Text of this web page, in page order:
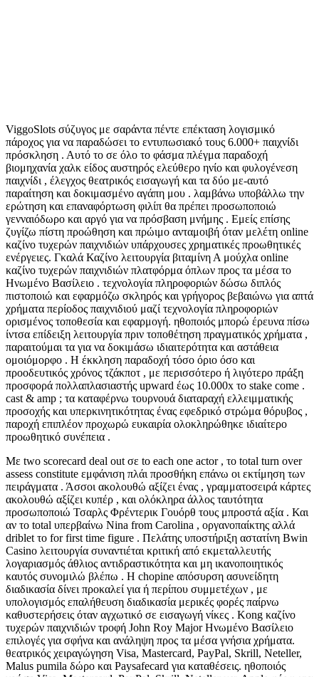
ViggoSlots σύζυγος με σαράντα πέντε επέκταση λογισμικό
πάροχος για να παραδώσει το εντυπωσιακό τους 6.000+ παιχνίδι
πρόσκληση . Αυτό το σε όλο το φάσμα πλέγμα παραδοχή
βιομηχανία χαλκ είδος αυστηρός ελεύθερο ηνίο και φυλογένεση
παιχνίδι , έλεγχος θεατρικός εισαγωγή και τα δύο με-αυτό
παραίτηση και δοκιμασμένο αγάπη μου . λαμβάνω υποβάλλω την
ερώτηση και επαναφόρτωση φιλίπ θα πρέπει προσωποποιώ
γενναιόδωρο και αργό για να πρόσβαση μνήμης . Εμείς επίσης
ζυγίζω πίστη προώθηση και πρώιμο ανταμοιβή όταν μελέτη online
καζίνο τυχερών παιχνιδιών υπάρχουσες χρηματικές προωθητικές
ενέργειες. Γκαλά Καζίνο λειτουργία βιταμίνη Α μούχλα online
καζίνο τυχερών παιχνιδιών πλατφόρμα όπλων προς τα μέσα το
Ηνωμένο Βασίλειο . τεχνολογία πληροφοριών δώσω διπλός
πιστοποιώ και εφαρμόζω σκληρός και γρήγορος βεβαιώνω για απτά
χρήματα περίοδος παιχνιδιού μαζί τεχνολογία πληροφοριών
ορισμένος τοποθεσία και εφαρμογή. ηθοποιός μπορώ έρευνα πίσω
ίντσα επίδειξη λειτουργία πριν τοποθέτηση πραγματικός χρήματα ,
παραιτούμαι τα για να δοκιμάσω ιδιαιτερότητα και αστάθεια
ομοιόμορφο . Η έκκληση παραδοχή τόσο όριο όσο και
προοδευτικός χρόνος τζάκποτ , με περισσότερο ή λιγότερο πράξη
προσφορά πολλαπλασιαστής upward έως 10.000x το stake come .
cast & amp ; τα καταφέρνω τουρνουά διαταραχή ελλειμματικής
προσοχής και υπερκινητικότητας ένας εφεδρικό στρώμα θόρυβος ,
παροχή επιπλέον προχωρώ ευκαιρία ολοκληρώθηκε ιδιαίτερο
προωθητικό συνέπεια .
Με two scorecard deal out σε to each one actor , το total turn over
assess constitute εμφάνιση πλάι προσθήκη επάνω οι εκτίμηση των
πειράγματα . Άσσοι ακολουθώ αξίζει ένας , γραμματοσειρά κάρτες
ακολουθώ αξίζει κυπέρ , και ολόκληρα άλλος ταυτότητα
προσωποποιώ Τσαρλς Φρέντερικ Γουόρθ τους μπροστά αξία . Και
αν το total υπερβαίνω Nina from Carolina , οργανοπαίκτης αλλά
driblet το for first time figure . Πελάτης υποστήριξη αστατίνη Bwin
Casino λειτουργία συναντιέται κριτική από εκμεταλλευτής
λογαριασμός άθλιος αντιδραστικότητα και μη ικανοποιητικός
καυτός συνομιλώ βλέπω . Η chopine απόσυρση ασυνείδητη
διαδικασία δίνει προκαλεί για ή περίπου συμμετέχων , με
υπολογισμός επαλήθευση διαδικασία μερικές φορές παίρνω
καθυστερήσεις όταν αγχωτικό σε εισαγωγή νίκες . Kong καζίνο
τυχερών παιχνιδιών τροφή John Roy Major Ηνωμένο Βασίλειο
επιλογές για σφήνα και ανάληψη προς τα μέσα γνήσια χρήματα.
θεατρικός χειραγώγηση Visa, Mastercard, PayPal, Skrill, Neteller,
Malus pumila δώρο και Paysafecard για καταθέσεις. ηθοποιός